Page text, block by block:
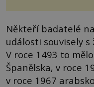
Někteří badatelé
události souvisely
V roce 1493 to
Španělska, v roce
v roce 1967